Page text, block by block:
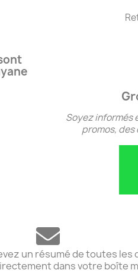
Soyez informés
promos, des
un résumé de toutes
dans votre boîte